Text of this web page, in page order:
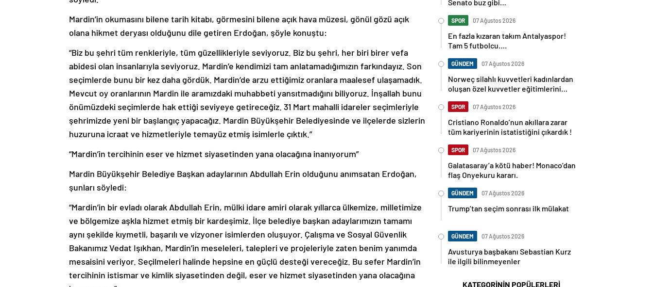
olana hikmet deryası olduğunu dile getiren Erdoğan, şöyle konuştu:
abidesi olan insanlarıyla seviyoruz. Mardin’e kendimizi tam anlatamadığımızın farkındayız. Son
seçimlerde bunu bir kez daha gördük. Mardin’de arzu ettiğimiz oranlara maalesef ulaşamadık.
Mevcut oy oranlarının Mardin ile aramızdaki muhabbeti yansıtmadığını biliyoruz. İnşallah bunu
önümüzdeki seçimlerde hak ettiği seviyeye getireceğiz. 31 Mart mahalli idareler seçimleriyle
şehrimizde yeni bir başlangıç yapacağız. Mardin Büyükşehir Belediyesinde ve ilçelerde sizlerin
huzuruna icraat ve hizmetleriyle temayüz etmiş isimlerle çıktık.”
şunları söyledi:
ve bölgemize aşkla hizmet etmiş bir kardeşimiz. İlçe belediye başkan adaylarımızın tamamı
aynı şekilde kıymetli, başarılı ve vizyoner isimlerden oluşuyor. Çalışma ve Sosyal Güvenlik
Bakanımız Vedat Işıkhan, Mardin’in meseleleri, talepleri ve projeleriyle zaten benim yanımda
mesaisini veriyor. Seçilmeleri halinde hepsine en güçlü desteği vereceğiz. Bu sefer Mardin’in
tercihinin istismar ve kimlik siyasetinden değil, eser ve hizmet siyasetinden yana olacağına
inanıyorum.”
En fazla kızaran takım Antalyaspor!
Tam 5 futbolcu….
Norweç silahlı kuvvetleri kadınlardan
oluşan özel kuvvetler eğitimlerini
başlattı.
Cristiano Ronaldo’nun akıllara zarar
tüm kariyerinin istatistiğini çıkardık !
Galatasaray’a kötü haber! Monaco’dan
flaş Onyekuru kararı.
Trump’tan seçim sonrası ilk mülakat
Avusturya başbakanı Sebastian Kurz
ile ilgili bilinmeyenler